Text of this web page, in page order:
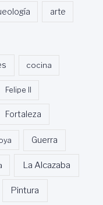
arte
cocina
Felipe II
Fortaleza
Guerra
La Alcazaba
Pintura